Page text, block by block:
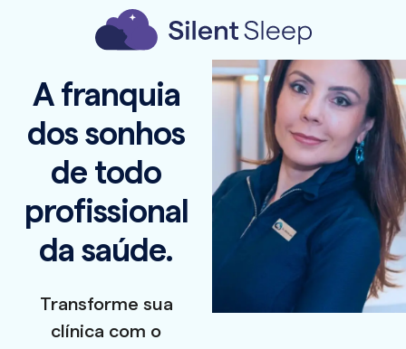
A franquia
dos sonhos
de todo
profissional
da saúde.
Transforme sua
clínica com o